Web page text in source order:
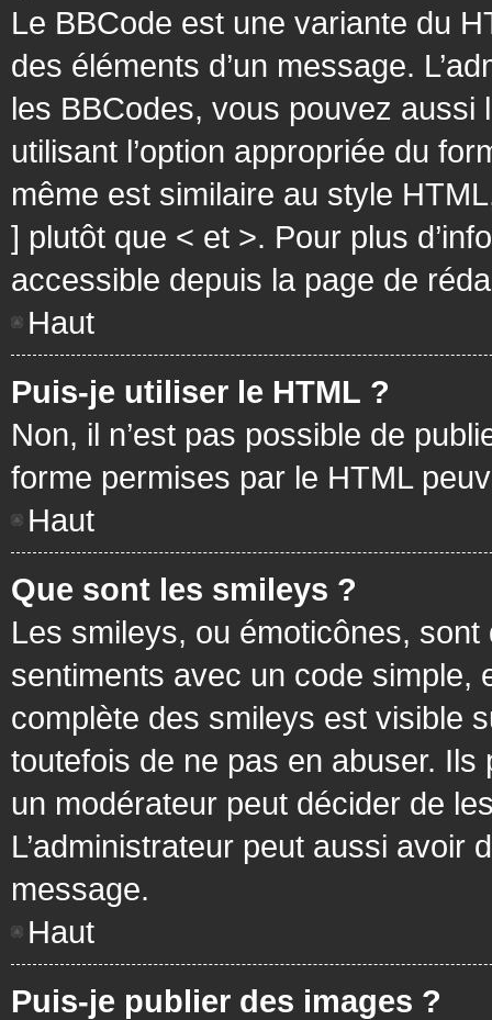
Le BBCode est une variante du
des éléments d’un message.
les BBCodes, vous pouvez
utilisant l’option appropriée du
même est similaire au style
] plutôt que < et >. Pour plus
accessible depuis la page de
Haut
Puis-je utiliser le HTML ?
Non, il n’est pas possible de
forme permises par le HTML
Haut
Que sont les smileys ?
Les smileys, ou émoticônes,
sentiments avec un code simple,
complète des smileys est visible
toutefois de ne pas en abuser.
un modérateur peut décider de
L’administrateur peut aussi avoir
message.
Haut
Puis-je publier des images ?